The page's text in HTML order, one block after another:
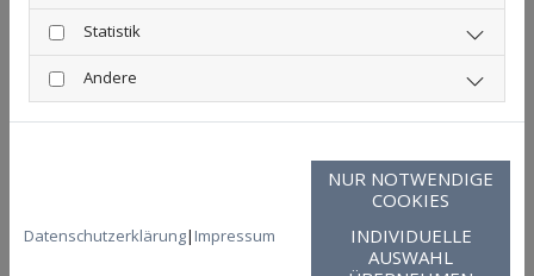
AußerStempelnundStempelkissenfinden Sie bei
uns noch zahlreiche weitere nützliche Produkte für
Ihren Arbeitsalltag. Von Visitenkarten über
Briefpapier bis hin zu Planen und Schildern
gestalten wir für Sie alles, was zur Corporate Identity
eines Unternehmens gehört.
Entwicklung von Firmenlogos, die
Digitalisierung bestehender Logos, Erstellung von
Druckvorlagen, die Gestaltung Ihrer Flyer,
Wenden Sie sich vertrauensvoll an uns.Gelungene
Statistik
Andere
Datenschutzerklärung| Impressum
NUR NOTWENDIGE
COOKIES
INDIVIDUELLE
AUSWAHL